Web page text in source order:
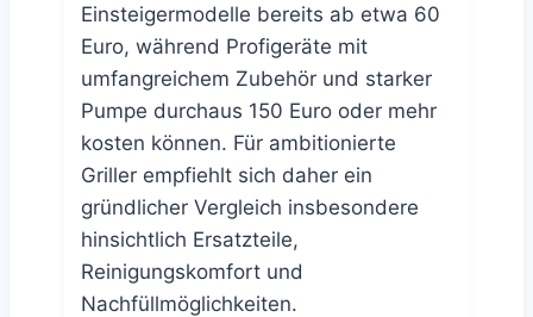
Einsteigermodelle bereits ab etwa 60
Euro, während Profigeräte mit
umfangreichem Zubehör und starker
Pumpe durchaus 150 Euro oder mehr
kosten können. Für ambitionierte
Griller empfiehlt sich daher ein
gründlicher Vergleich insbesondere
hinsichtlich Ersatzteile,
Reinigungskomfort und
Nachfüllmöglichkeiten.